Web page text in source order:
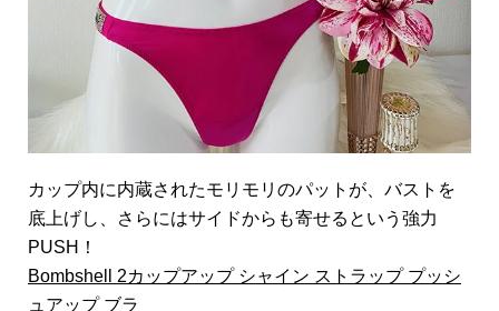
カップ内に内蔵されたモリモリのパットが、バストを
底上げし、さらにはサイドからも寄せるという強力
PUSH！
Bombshell 2カップアップ シャイン ストラップ プッシ
ュアップ ブラ